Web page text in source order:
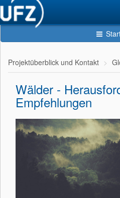
Projektüberblick und Kontakt
Wälder -
Empfehlungen